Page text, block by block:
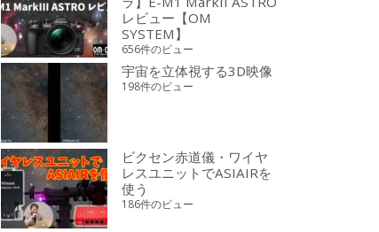
レビュー【OM
SYSTEM】
656件のビュー
宇宙を立体視する3D映像
198件のビュー
ビクセン赤道儀・ワイヤ
レスユニットでASIAIRを
使う
186件のビュー